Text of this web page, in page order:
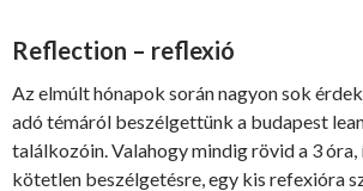
Reflection – reflexió
Az elmúlt hónapok során nagyon sok
adó témáról beszélgettünk a budapest
találkozóin. Valahogy mindig rövid a 3
kötetlen beszélgetésre, egy kis refexióra